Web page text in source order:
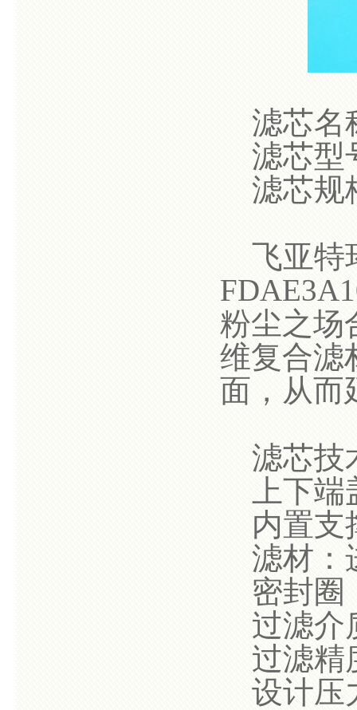
滤芯名
滤芯型
滤芯规
飞亚特
粉尘之场
维复合滤
面，从而
滤芯技
上下端
内置支
滤材：
密封圈
过滤介
过滤精
设计压